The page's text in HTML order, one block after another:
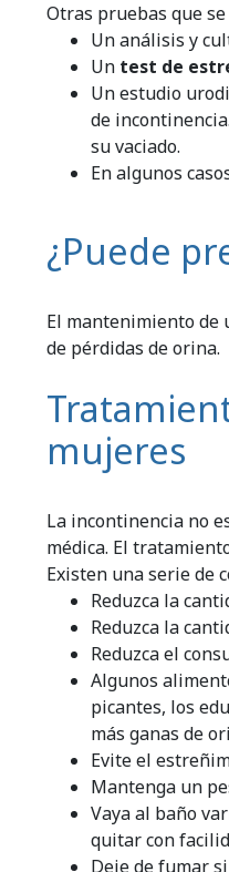
Otras pruebas que
Un análisis y
Un test de
Un estudio
de
su vaciado.
En algunos
¿Puede
El mantenimiento de
de pérdidas de orina.
mujeres
La incontinencia no
médica. El
Existen una serie de
Reduzca la
Reduzca la
Reduzca el
Algunos
picantes, los
más ganas de
Evite el
Mantenga un
Vaya al baño
quitar con
Deje de fumar